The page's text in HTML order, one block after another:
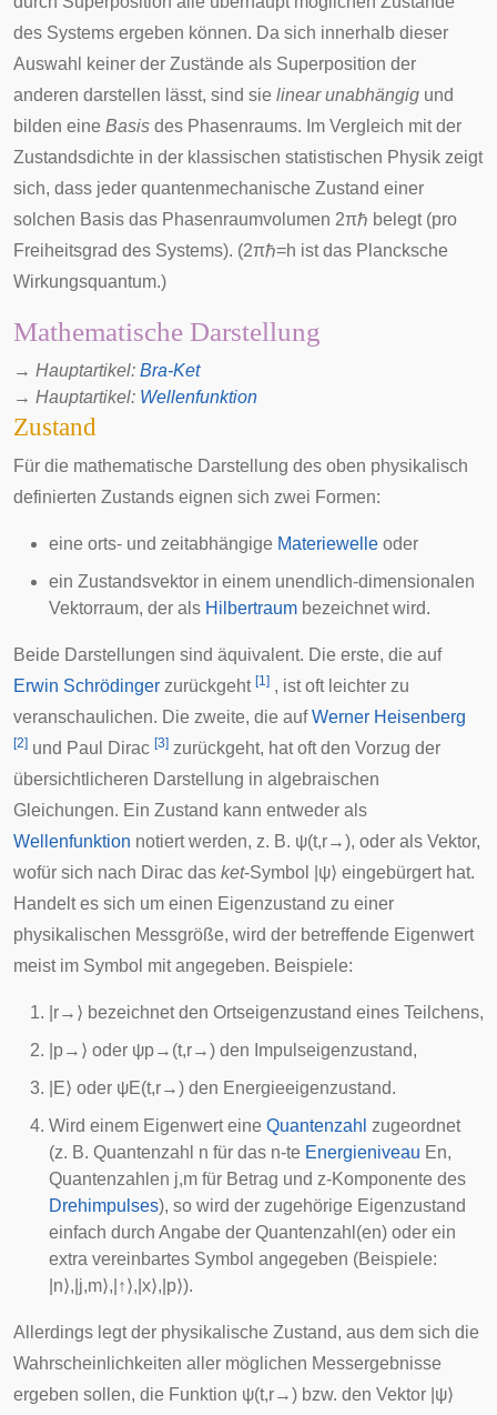
des Systems ergeben können. Da sich innerhalb dieser
Auswahl keiner der Zustände als Superposition der
anderen darstellen lässt, sind sie linear unabhängig und
bilden eine Basis des Phasenraums. Im Vergleich mit der
Zustandsdichte in der klassischen statistischen Physik zeigt
sich, dass jeder quantenmechanische Zustand einer
solchen Basis das Phasenraumvolumen 2πℏ belegt (pro
Freiheitsgrad des Systems). (2πℏ=h ist das Plancksche
Wirkungsquantum.)
Mathematische Darstellung
→ Hauptartikel: Bra-Ket
→ Hauptartikel: Wellenfunktion
Zustand
Für die mathematische Darstellung des oben physikalisch
definierten Zustands eignen sich zwei Formen:
eine orts- und zeitabhängige Materiewelle oder
ein Zustandsvektor in einem unendlich-dimensionalen
Vektorraum, der als Hilbertraum bezeichnet wird.
Beide Darstellungen sind äquivalent. Die erste, die auf
Erwin Schrödinger zurückgeht [1] , ist oft leichter zu
veranschaulichen. Die zweite, die aufWerner Heisenberg
[2] und Paul Dirac [3] zurückgeht, hat oft den Vorzug der
übersichtlicheren Darstellung in algebraischen
Gleichungen. Ein Zustand kann entweder als
Wellenfunktion notiert werden, z. B. ψ(t,r→), oder als Vektor,
wofür sich nach Dirac das ket-Symbol ψ⟩ eingebürgert hat.
Handelt es sich um einen Eigenzustand zu einer
physikalischen Messgröße, wird der betreffende Eigenwert
meist im Symbol mit angegeben. Beispiele:
r→ ⟩ bezeichnet den Ortseigenzustand eines Teilchens,
p→ ⟩ oder ψp→ (t,r→) den Impulseigenzustand,
E⟩ oder ψE(t,r→) den Energieeigenzustand.
Wird einem Eigenwert eine Quantenzahl zugeordnet
(z. B. Quantenzahl n für das n-te Energieniveau En,
Quantenzahlen j,m für Betrag und z-Komponente des
Drehimpulses), so wird der zugehörige Eigenzustand
einfach durch Angabe der Quantenzahl(en) oder ein
extra vereinbartes Symbol angegeben (Beispiele:
n⟩, j,m⟩, ↑⟩, x⟩, p⟩).
Allerdings legt der physikalische Zustand, aus dem sich die
Wahrscheinlichkeiten aller möglichen Messergebnisse
ergeben sollen, die Funktion ψ(t,r→) bzw. den Vektor ψ⟩